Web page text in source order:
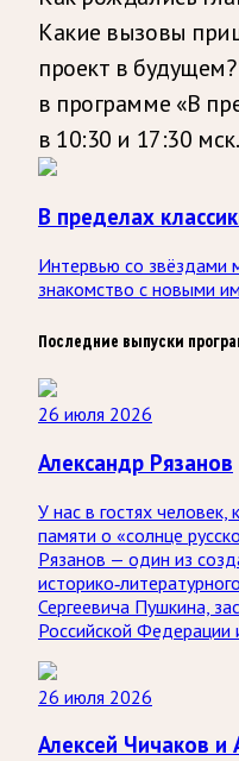
Какие вызовы
проект в
в программе «В
в 10:30 и 17:30 мск.
В пределах
Интервью со звёздами
знакомство с новыми
Последние выпуски
26 июля 2026
Александр Рязанов
У нас в гостях
памяти о «солнце
Рязанов — один из
Сергеевича Пушкина,
Российской Федерации
26 июля 2026
Алексей Чичаков и